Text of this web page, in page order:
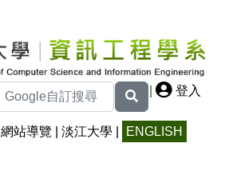
| 登入
網站導覽 淡江大學 ENGLISH